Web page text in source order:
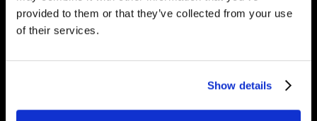
provided to them or that they’ve collected from your use
of their services.
Show details
Artículos